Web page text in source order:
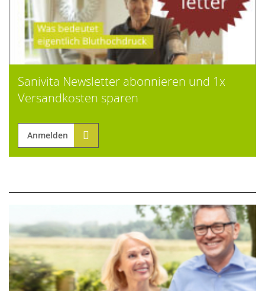
Sanivita Newsletter abonnieren und 1x
Versandkosten sparen
Anmelden